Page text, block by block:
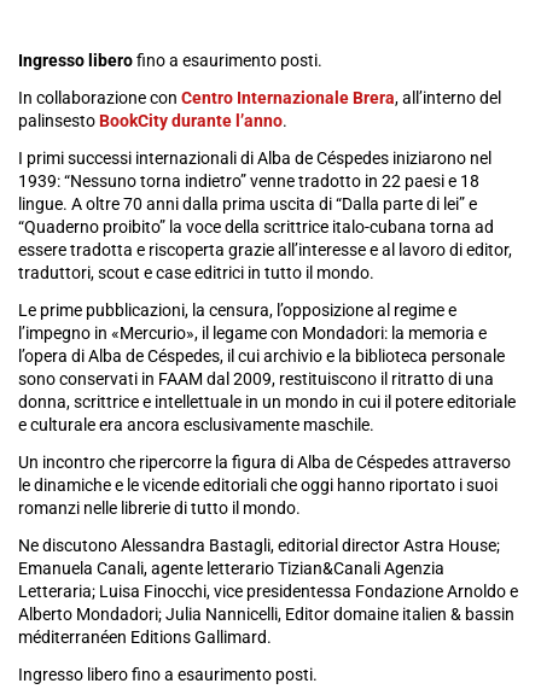
Ingresso liberofino a esaurimento posti.
In collaborazione con Centro Internazionale Brera, all’interno del
palinsestoBookCity durante l’anno.
I primi successi internazionali di Alba de Céspedes iniziarono nel
1939: “Nessuno torna indietro” venne tradotto in 22 paesi e 18
lingue. A oltre 70 anni dalla prima uscita di “Dalla parte di lei” e
“Quaderno proibito” la voce della scrittrice italo-cubana torna ad
essere tradotta e riscoperta grazie all’interesse e al lavoro di editor,
traduttori, scout e case editrici in tutto il mondo.
Le prime pubblicazioni, la censura, l’opposizione al regime e
l’impegno in «Mercurio», il legame con Mondadori: la memoria e
l’opera di Alba de Céspedes, il cui archivio e la biblioteca personale
sono conservati in FAAM dal 2009, restituiscono il ritratto di una
donna, scrittrice e intellettuale in un mondo in cui il potere editoriale
e culturale era ancora esclusivamente maschile.
Un incontro che ripercorre la figura di Alba de Céspedes attraverso
le dinamiche e le vicende editoriali che oggi hanno riportato i suoi
romanzi nelle librerie di tutto il mondo.
Ne discutono Alessandra Bastagli, editorial director Astra House;
Emanuela Canali, agente letterario Tizian&Canali Agenzia
Letteraria; Luisa Finocchi, vice presidentessa Fondazione Arnoldo e
Alberto Mondadori; Julia Nannicelli, Editor domaine italien & bassin
méditerranéen Editions Gallimard.
Ingresso libero fino a esaurimento posti.